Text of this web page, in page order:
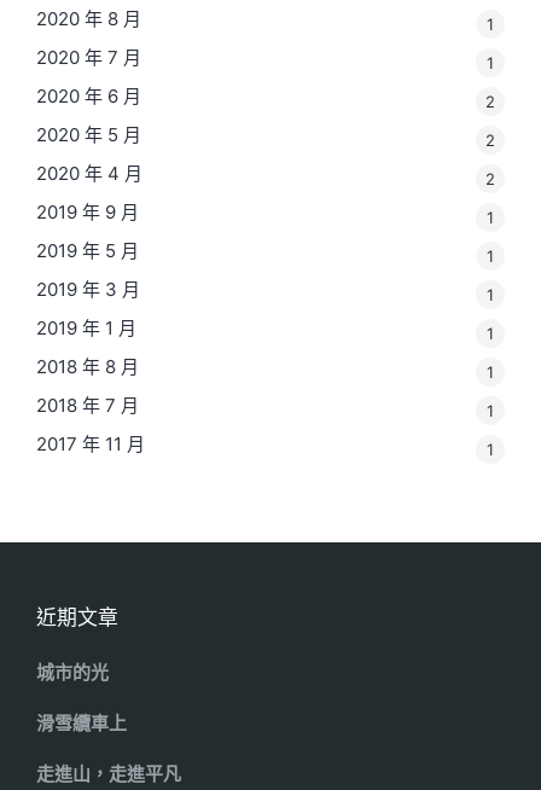
2020 年 8 月 1
2020 年 7 月 1
2020 年 6 月 2
2020 年 5 月 2
2020 年 4 月 2
2019 年 9 月 1
2019 年 5 月 1
2019 年 3 月 1
2019 年 1 月 1
2018 年 8 月 1
2018 年 7 月 1
2017 年 11 月 1
近期文章
城市的光
滑雪纜車上
走進山，走進平凡